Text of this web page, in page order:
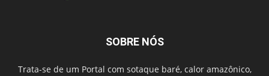
SOBRE NÓS
Trata-se de um Portal com sotaque baré, calor amazônico,